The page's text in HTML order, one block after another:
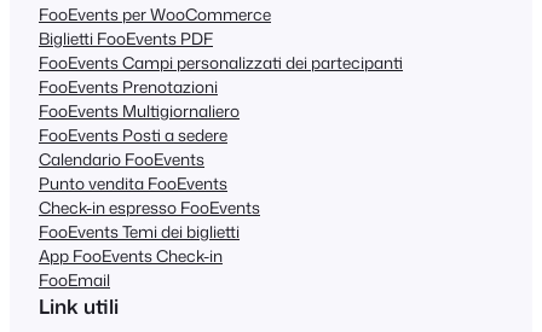
FooEvents per WooCommerce
Biglietti FooEvents PDF
FooEvents Campi personalizzati dei partecipanti
FooEvents Prenotazioni
FooEvents Multigiornaliero
FooEvents Posti a sedere
Calendario FooEvents
Punto vendita FooEvents
Check-in espresso FooEvents
FooEvents Temi dei biglietti
App FooEvents Check-in
FooEmail
Link utili